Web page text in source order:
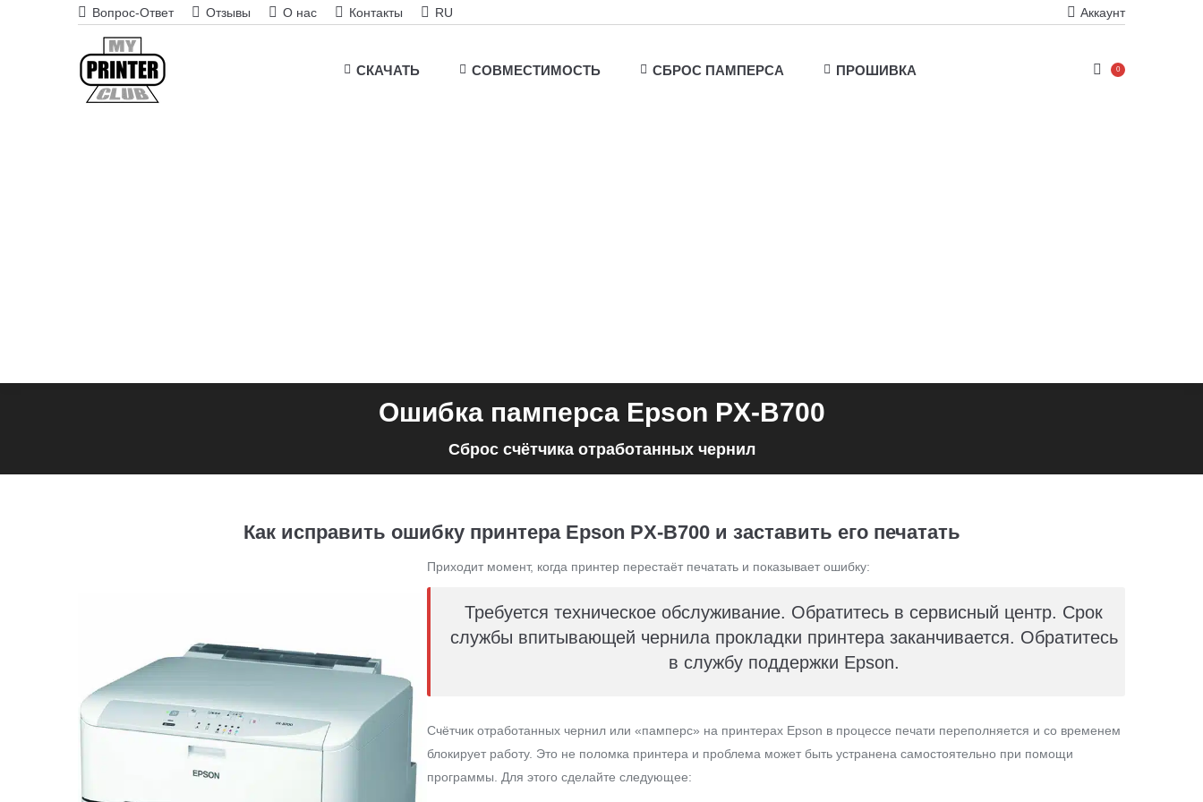
Вопрос-Ответ Отзывы О нас Контакты RU Аккаунт
СКАЧАТЬ СОВМЕСТИМОСТЬ СБРОС ПАМПЕРСА ПРОШИВКА 0
Ошибка памперса Epson PX-B700
Сброс счётчика отработанных чернил
Как исправить ошибку принтера Epson PX-B700 и заставить его печатать
Приходит момент, когда принтер перестаёт печатать и показывает ошибку:
Требуется техническое обслуживание. Обратитесь в сервисный центр. Срок
службы впитывающей чернила прокладки принтера заканчивается. Обратитесь
в службу поддержки Epson.
Счётчик отработанных чернил или «памперс» на принтерах Epson в процессе печати переполняется и со временем
блокирует работу. Это не поломка принтера и проблема может быть устранена самостоятельно при помощи
программы. Для этого сделайте следующее: